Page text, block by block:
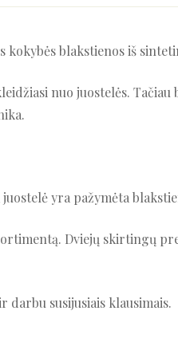
kokybės blakstienos iš
nuo juostelės.
juostelė yra pažymėta
Dviejų skirtingų
darbu susijusiais klausimais.